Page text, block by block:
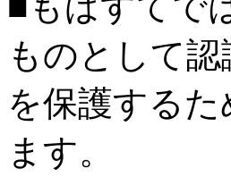
ものとして
を保護する
ます。